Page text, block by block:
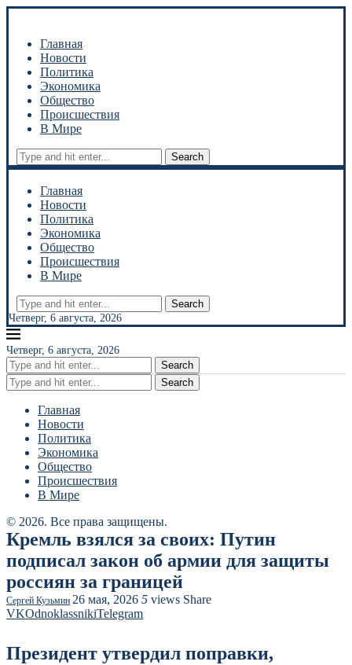
Главная
Новости
Политика
Экономика
Общество
Происшествия
В Мире
Search
Главная
Новости
Политика
Экономика
Общество
Происшествия
В Мире
Search
Четверг, 6 августа, 2026
Четверг, 6 августа, 2026
Search
Search
Главная
Новости
Политика
Экономика
Общество
Происшествия
В Мире
© 2026. Все права защищены.
Кремль взялся за своих: Путин
подписал закон об армии для защиты
россиян за границей
Сергей Кузьмин 26 мая, 2026 5 views Share
VKOdnoklassnikiTelegram
Президент утвердил поправки,